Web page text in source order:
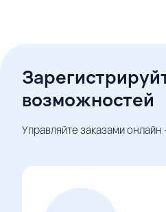
возможностей
Управляйте заказами